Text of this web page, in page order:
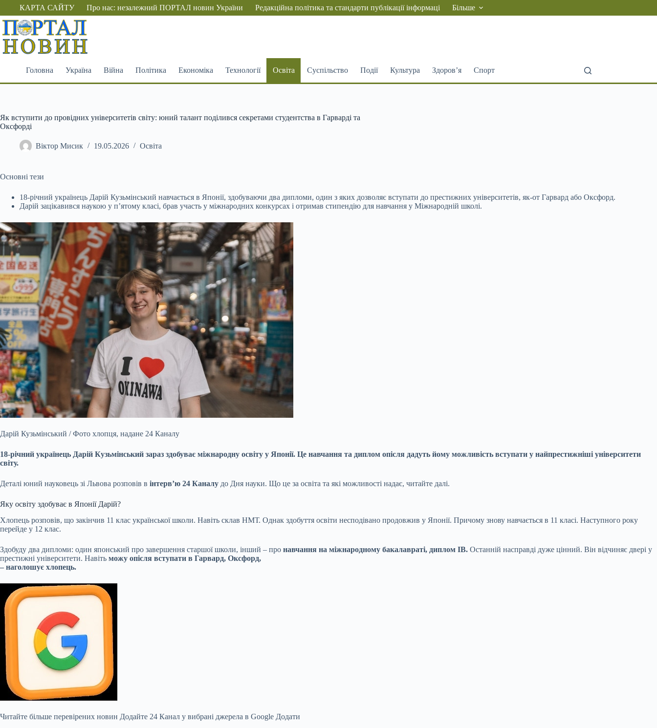
Перейти
вмісту
КАРТА САЙТУ Про нас: незалежний ПОРТАЛ новин України Редакційна політика та стандарти публікації інформаці Більше
Головна Україна Війна Політика Економіка Технології Освіта Суспільство Події Культура Здоров’я Спорт
Як вступити до провідних університетів світу: юний талант поділився секретами студентства в Гарварді та
Оксфорді
Віктор Мисик 19.05.2026 Освіта
Основні тези
18-річний українець Дарій Кузьмінський навчається в Японії, здобуваючи два дипломи, один з яких дозволяє вступати до престижних університетів, як-от Гарвард або Оксфорд.
Дарій зацікавився наукою у п’ятому класі, брав участь у міжнародних конкурсах і отримав стипендію для навчання у Міжнародній школі.
Дарій Кузьмінський / Фото хлопця, надане 24 Каналу
18-річний українець Дарій Кузьмінський зараз здобуває міжнародну освіту у Японії. Це навчання та диплом опісля дадуть йому можливість вступати у найпрестижніші університети
світу.
Деталі юний науковець зі Львова розповів в інтерв’ю 24 Каналу до Дня науки. Що це за освіта та які можливості надає, читайте далі.
Яку освіту здобуває в Японії Дарій?
Хлопець розповів, що закінчив 11 клас української школи. Навіть склав НМТ. Однак здобуття освіти несподівано продовжив у Японії. Причому знову навчається в 11 класі. Наступного року
перейде у 12 клас.
Здобуду два дипломи: один японський про завершення старшої школи, інший – про навчання на міжнародному бакалавраті, диплом IB. Останній насправді дуже цінний. Він відчиняє двері у
престижні університети. Навіть можу опісля вступати в Гарвард, Оксфорд,
– наголошує хлопець.
Читайте більше перевірених новин Додайте 24 Канал у вибрані джерела в Google Додати